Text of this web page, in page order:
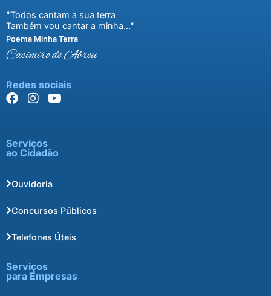
"Todos cantam a sua terra
Também vou cantar a minha..."
Poema Minha Terra
Casimiro de Abreu
Redes sociais
Serviços
ao Cidadão
Ouvidoria
Concursos Públicos
Telefones Úteis
Serviços
para Empresas